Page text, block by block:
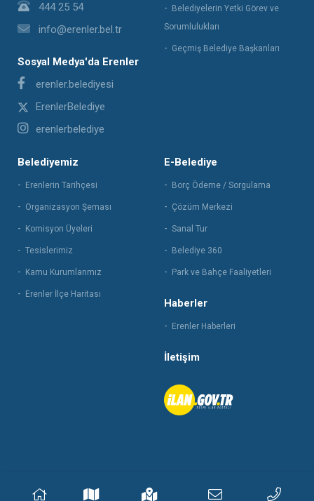
444 25 54
info@erenler.bel.tr
Sosyal Medya'da Erenler
erenler.belediyesi
ErenlerBelediye
erenlerbelediye
Belediyelerin Yetki Görev ve
Sorumlulukları
Geçmiş Belediye Başkanları
Belediyemiz
Erenlerin Tarihçesi
Organizasyon Şeması
Komisyon Üyeleri
Tesislerimiz
Kamu Kurumlarımız
Erenler İlçe Haritası
E-Belediye
Borç Ödeme / Sorgulama
Çözüm Merkezi
Sanal Tur
Belediye 360
Park ve Bahçe Faaliyetleri
Haberler
Erenler Haberleri
İletişim